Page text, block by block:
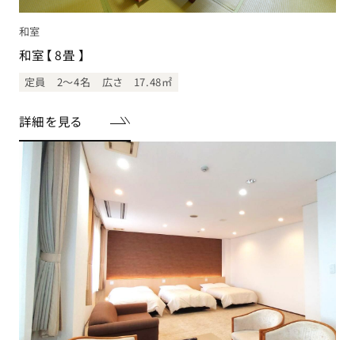
和室
和室【 8畳 】
定員 2〜4名 広さ 17.48㎡
詳細を見る